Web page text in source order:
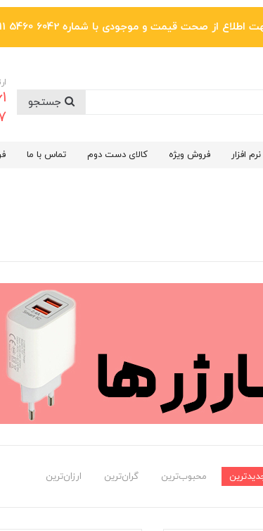
صحت قیمت و موجودی با شماره 6042 5460 011 تماس بگیرید.
افزار فروش ویژه کالای دست دوم تماس با ما
محبوب‌ترین گران‌ترین ارزان‌ترین